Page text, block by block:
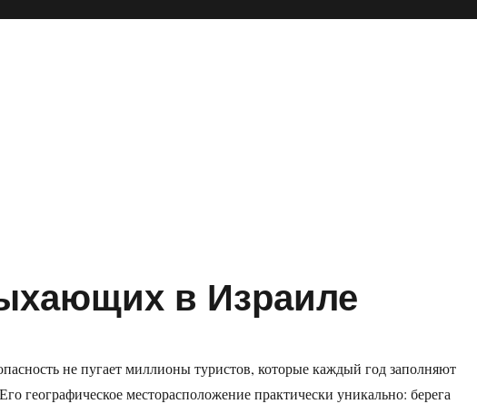
в Израиле
не пугает миллионы туристов, которые каждый год заполняют
географическое месторасположение практически уникально: берега